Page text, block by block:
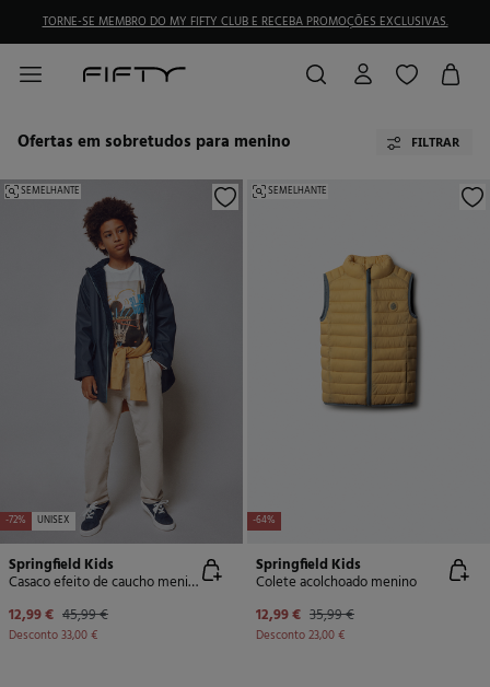
TORNE-SE MEMBRO DO MY FIFTY CLUB E RECEBA PROMOÇÕES EXCLUSIVAS.
Ofertas em sobretudos para menino FILTRAR
-72% UNISEX
SEMELHANTE
Springfield Kids
Casaco efeito de caucho menino
12,99 € 45,99 €
Desconto33,00 €
-64%
SEMELHANTE
Springfield Kids
Colete acolchoado menino
12,99 € 35,99 €
Desconto23,00 €